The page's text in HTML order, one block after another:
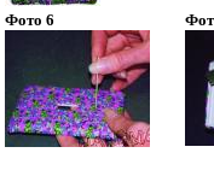
Фото 6